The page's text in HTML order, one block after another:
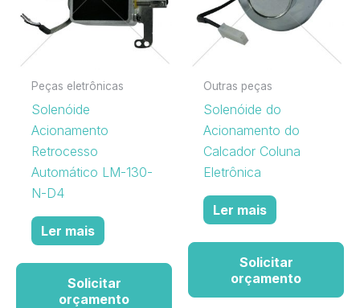
Peças eletrônicas
Solenóide
Acionamento
Retrocesso
Automático LM-130-
N-D4
Ler mais
Solicitar
orçamento
Outras peças
Solenóide do
Acionamento do
Calcador Coluna
Eletrônica
Ler mais
Solicitar
orçamento